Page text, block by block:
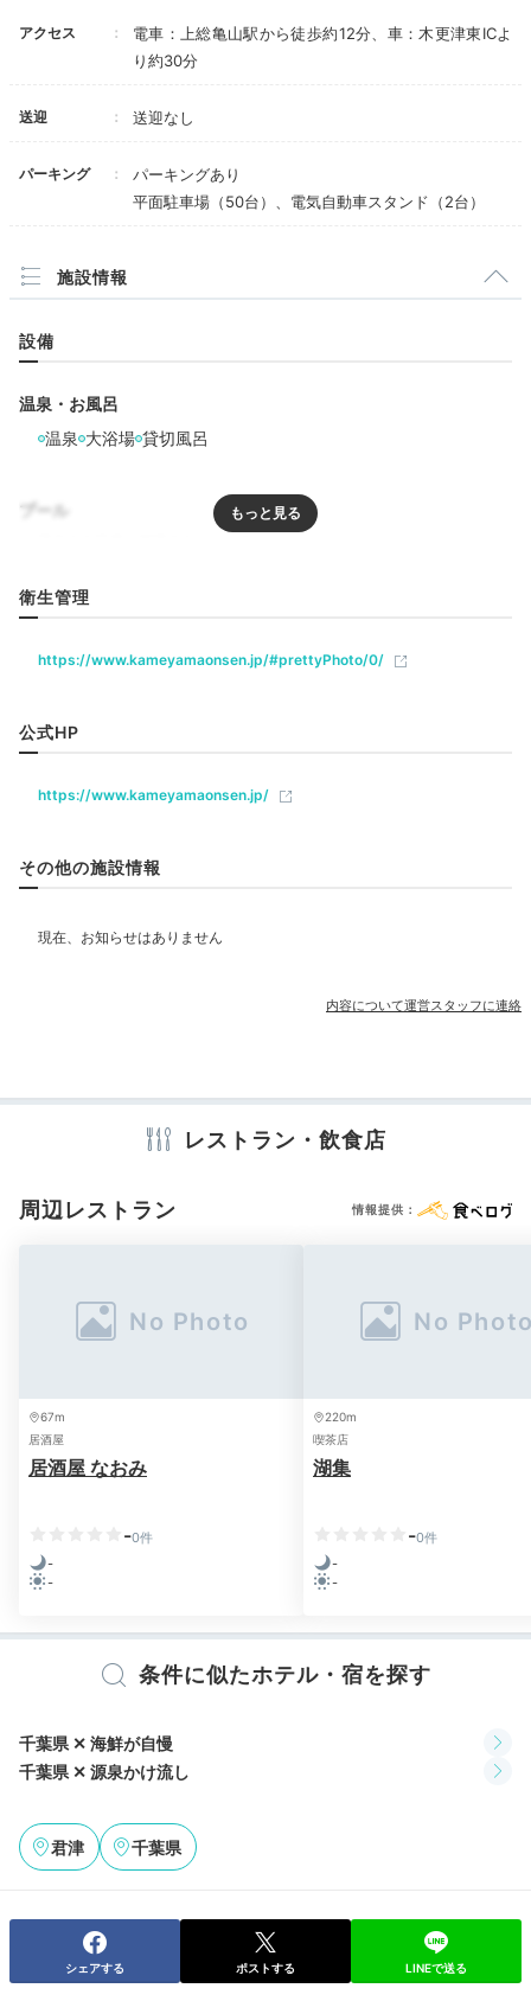
は置いてありません。
スタッフの方々は気持ちよい接待をされます。
かどうかで、満足度が決まります
アクセス
電車：上総亀山駅から徒歩約12分、車：木更津東ICよ
り約30分
送迎 送迎なし
パーキング
パーキングあり
平面駐車場（50台）、電気自動車スタンド（2台）
施設情報
設備
温泉・お風呂
温泉 大浴場 貸切風呂
プール
リラクゼーション
ベビー＆子供関連
部屋情報
テレビ 冷蔵庫 エアコン スリッパ セーフティボックス
電気ポット
衛生管理
https://www.kameyamaonsen.jp/#prettyPhoto/0/
公式HP
https://www.kameyamaonsen.jp/
その他の施設情報
内容について運営スタッフに連絡
レストラン・飲食店
周辺レストラン 情報提供：
67m
居酒屋
居酒屋 なおみ
-0件
-
-
220m
喫茶店
湖集
-0件
-
-
条件に似たホテル・宿を探す
千葉県 ✕ 海鮮が自慢
千葉県 ✕ 源泉かけ流し
君津 千葉県
シェアする ポストする LINEで送る